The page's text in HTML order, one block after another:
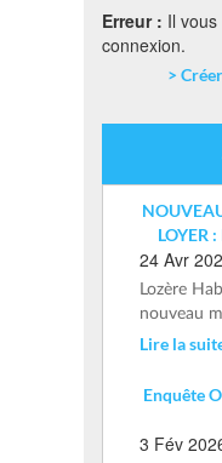
Erreur : Il
connexion.
>
LOYER
24 Avr
Lozère
nouveau
Lire la
Enquête
3 Fév